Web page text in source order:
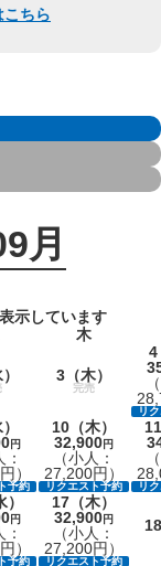
こちら
月
示しています
木
3 （木）
完売
4
リ
円
：
）
予約
10 （木）
32,900円
（小人：
27,200円）
リクエスト予約
11
リ
）
円
：
）
予約
17 （木）
32,900円
（小人：
27,200円）
リクエスト予約
18